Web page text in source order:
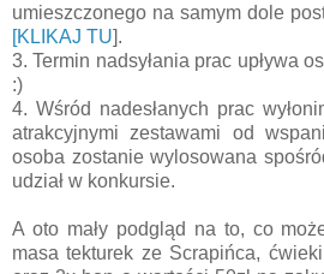
umieszczonego na samym dole
[KLIKAJ TU].
3. Termin nadsyłania prac upływa
:)
4. Wśród nadesłanych prac
atrakcyjnymi zestawami od
osoba zostanie wylosowana
udział w konkursie.
A oto mały podgląd na to, co
masa tekturek ze Scrapińca,